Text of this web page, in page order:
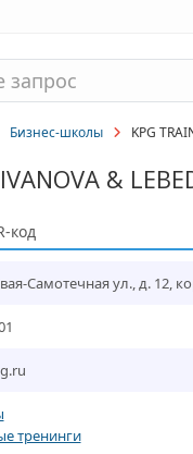
Бизнес-школы KPG
&
код
Самотечная ул., д. 12,
тренинги